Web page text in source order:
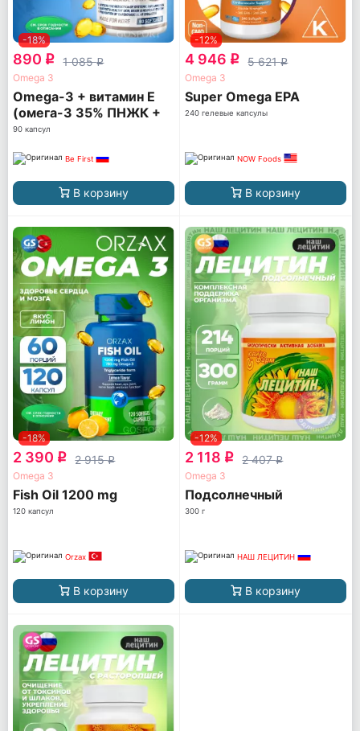
-18%
890 q 1 085q
Omega 3
Omega-3 + витамин Е
(омега-3 35% ПНЖК +
витамин Е)
90 капсул
Be First
В корзину
-12%
4 946 q 5 621q
Omega 3
Super Omega EPA
240 гелевые капсулы
NOW Foods
В корзину
-18%
2 390 q 2 915q
Omega 3
Fish Oil 1200 mg
120 капсул
Orzax
В корзину
-12%
2 118 q 2 407q
Omega 3
Подсолнечный
300 г
НАШ ЛЕЦИТИН
В корзину